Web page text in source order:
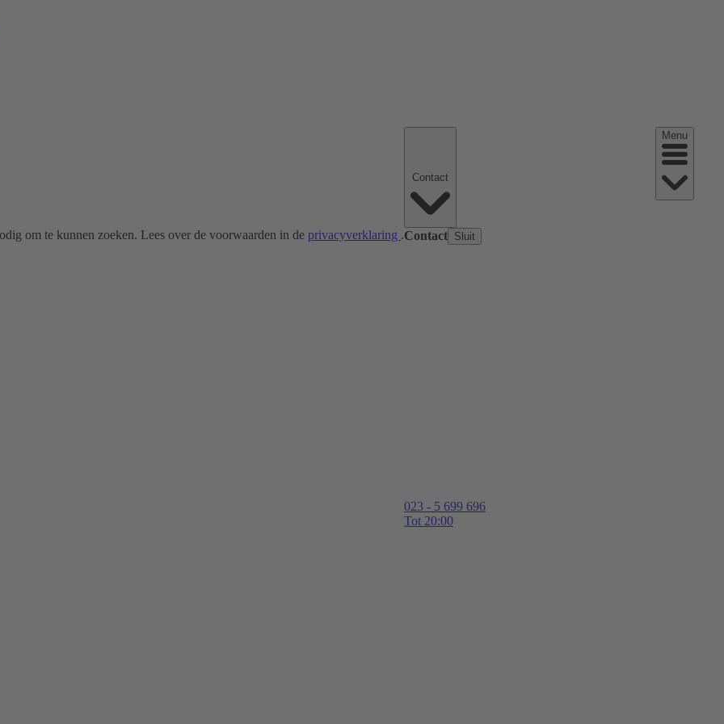
om te kunnen zoeken. Lees over de voorwaarden in de privacyverklaring .Contact Sluit
023 - 5 699 696
Tot 20:00
Menu